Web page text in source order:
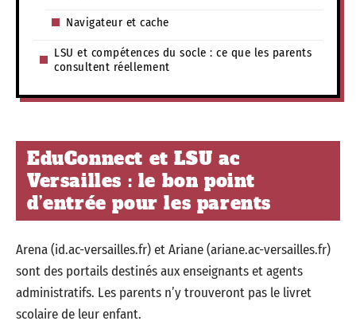
Navigateur et cache
LSU et compétences du socle : ce que les parents
consultent réellement
EduConnect et LSU ac
Versailles : le bon point
d’entrée pour les parents
Arena (id.ac-versailles.fr) et Ariane (ariane.ac-versailles.fr)
sont des portails destinés aux enseignants et agents
administratifs. Les parents n’y trouveront pas le livret
scolaire de leur enfant.